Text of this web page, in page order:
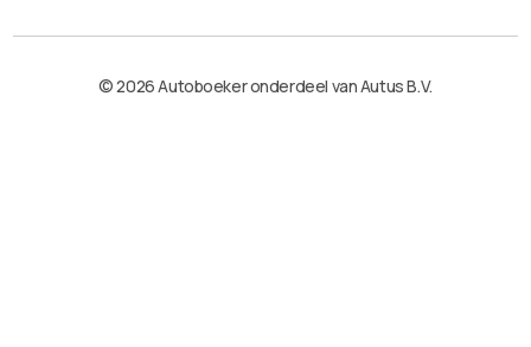
© 2026 Autoboeker onderdeel van Autus B.V.